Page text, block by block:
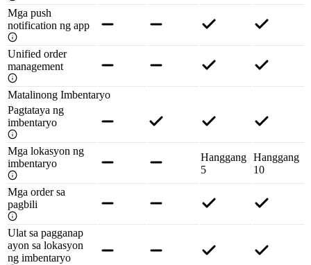
Mga push
notification ng app
Unified order
management
Matalinong Imbentaryo
Pagtataya ng
imbentaryo
Mga lokasyon ng
imbentaryo
Hanggang
5
Hanggang
10
Mga order sa
pagbili
Ulat sa pagganap
ayon sa lokasyon
ng imbentaryo